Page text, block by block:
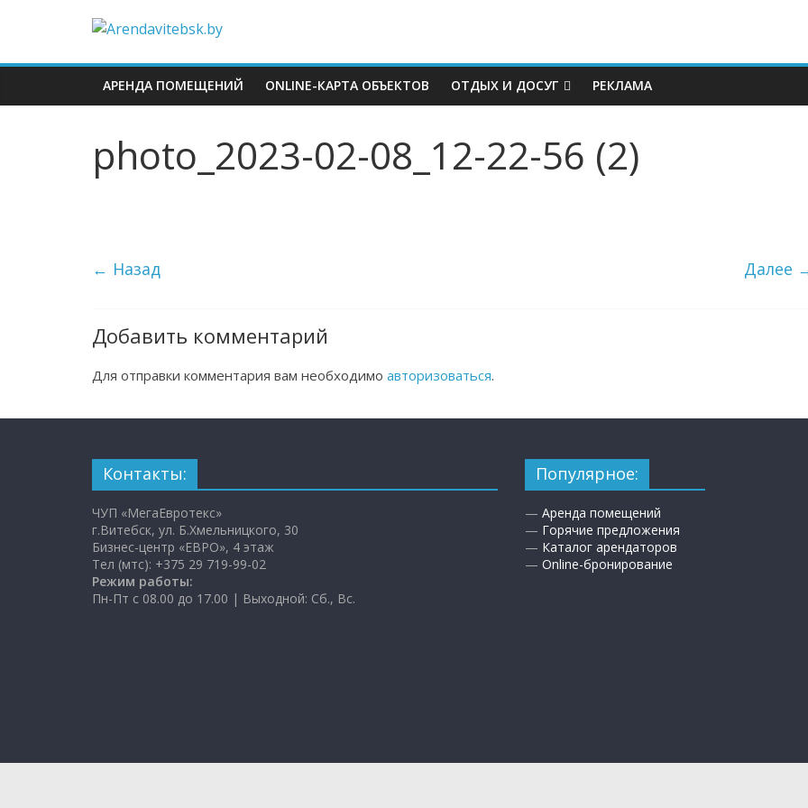
АРЕНДА ПОМЕЩЕНИЙ ONLINE-КАРТА ОБЪЕКТОВ ОТДЫХ И ДОСУГ РЕКЛАМА
photo_2023-02-08_12-22-56 (2)
← Назад Далее
Добавить комментарий
Для отправки комментария вам необходимо авторизоваться.
Контакты:
ЧУП «МегаЕвротекс»
г.Витебск, ул. Б.Хмельницкого, 30
Бизнес-центр «ЕВРО», 4 этаж
Тел (мтс): +375 29 719-99-02
Режим работы:
Пн-Пт с 08.00 до 17.00 | Выходной: Сб., Вс.
Популярное:
— Аренда помещений
— Горячие предложения
— Каталог арендаторов
— Online-бронирование